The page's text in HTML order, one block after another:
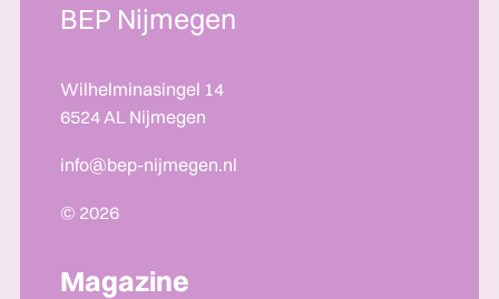
BEP Nijmegen
Wilhelminasingel 14
6524 AL Nijmegen
info@bep-nijmegen.nl
© 2026
Magazine